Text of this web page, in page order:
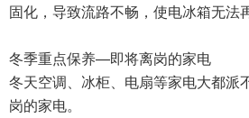
固化，导致流路不畅，使电冰箱无法
冬季重点保养—即将离岗的家电
冬天空调、冰柜、电扇等家电大都派
岗的家电。